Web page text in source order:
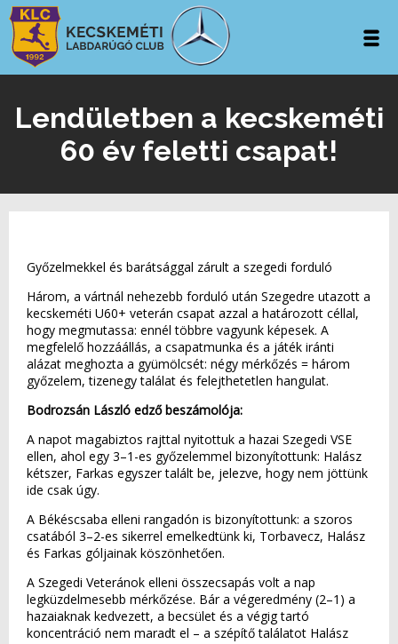
Lendületben a kecskeméti
60 év feletti csapat!
Győzelmekkel és barátsággal zárult a szegedi forduló
Három, a vártnál nehezebb forduló után Szegedre utazott a
kecskeméti U60+ veterán csapat azzal a határozott céllal,
hogy megmutassa: ennél többre vagyunk képesek. A
megfelelő hozzáállás, a csapatmunka és a játék iránti
alázat meghozta a gyümölcsét: négy mérkőzés = három
győzelem, tizenegy találat és felejthetetlen hangulat.
Bodrozsán László edző beszámolója:
A napot magabiztos rajttal nyitottuk a hazai Szegedi VSE
ellen, ahol egy 3–1-es győzelemmel bizonyítottunk: Halász
kétszer, Farkas egyszer talált be, jelezve, hogy nem jöttünk
ide csak úgy.
A Békéscsaba elleni rangadón is bizonyítottunk: a szoros
csatából 3–2-es sikerrel emelkedtünk ki, Torbavecz, Halász
és Farkas góljainak köszönhetően.
A Szegedi Veteránok elleni összecsapás volt a nap
legküzdelmesebb mérkőzése. Bár a végeredmény (2–1) a
hazaiaknak kedvezett, a becsület és a végig tartó
koncentráció nem maradt el – a szépítő találatot Halász